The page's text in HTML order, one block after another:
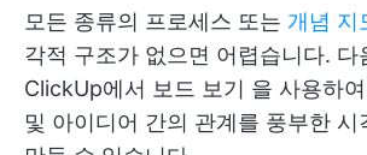
모든 종류의 프로세스 또는 개념 지
각적 구조가 없으면 어렵습니다. 다
ClickUp에서 보드 보기 을 사용하
및 아이디어 간의 관계를 풍부한 시